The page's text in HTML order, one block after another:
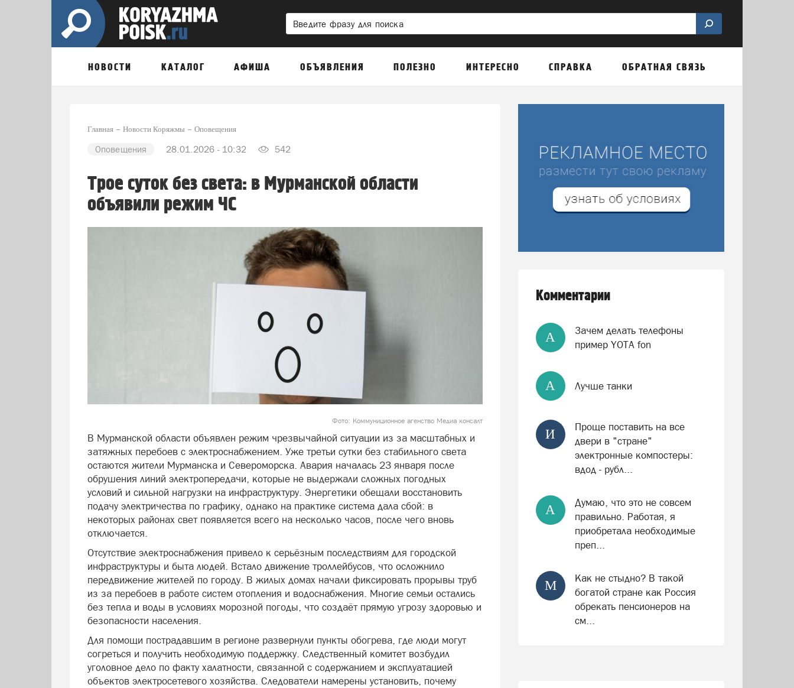
НОВОСТИ КАТАЛОГ АФИША ОБЪЯВЛЕНИЯ ПОЛЕЗНО ИНТЕРЕСНО СПРАВКА ОБРАТНАЯ СВЯЗЬ
Главная Новости Коряжмы Оповещения
Оповещения 28.01.2026 - 10:32 542
Трое суток без света: в Мурманской области
объявили режим ЧС
Фото: Коммуниционное агенство Медиа консалт
В Мурманской области объявлен режим чрезвычайной ситуации из за масштабных и
затяжных перебоев с электроснабжением. Уже третьи сутки без стабильного света
остаются жители Мурманска и Североморска. Авария началась 23 января после
обрушения линий электропередачи, которые не выдержали сложных погодных
условий и сильной нагрузки на инфраструктуру. Энергетики обещали восстановить
подачу электричества по графику, однако на практике система дала сбой: в
некоторых районах свет появляется всего на несколько часов, после чего вновь
отключается.
Отсутствие электроснабжения привело к серьёзным последствиям для городской
инфраструктуры и быта людей. Встало движение троллейбусов, что осложнило
передвижение жителей по городу. В жилых домах начали фиксировать прорывы труб
из за перебоев в работе систем отопления и водоснабжения. Многие семьи остались
без тепла и воды в условиях морозной погоды, что создаёт прямую угрозу здоровью и
безопасности населения.
Для помощи пострадавшим в регионе развернули пункты обогрева, где люди могут
согреться и получить необходимую поддержку. Следственный комитет возбудил
уголовное дело по факту халатности, связанной с содержанием и эксплуатацией
объектов электросетевого хозяйства. Следователи намерены установить, почему
Комментарии
А
Зачем делать телефоны
пример YOTA fon
А Лучше танки
И
Проще поставить на все
двери в "стране"
электронные компостеры:
вдод - рубл...
А
Думаю, что это не совсем
правильно. Работая, я
приобретала необходимые
преп...
М
Как не стыдно? В такой
богатой стране как Россия
обрекать пенсионеров на
см...